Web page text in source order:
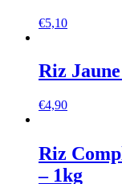
€5,10
Riz
€4,90
Riz
– 1kg